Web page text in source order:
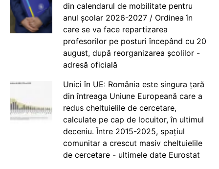
din calendarul de mobilitate pentru
anul școlar 2026-2027 / Ordinea în
care se va face repartizarea
profesorilor pe posturi începând cu 20
august, după reorganizarea școlilor -
adresă oficială
Unici în UE: România este singura țară
din întreaga Uniune Europeană care a
redus cheltuielile de cercetare,
calculate pe cap de locuitor, în ultimul
deceniu. Între 2015-2025, spațiul
comunitar a crescut masiv cheltuielile
de cercetare - ultimele date Eurostat